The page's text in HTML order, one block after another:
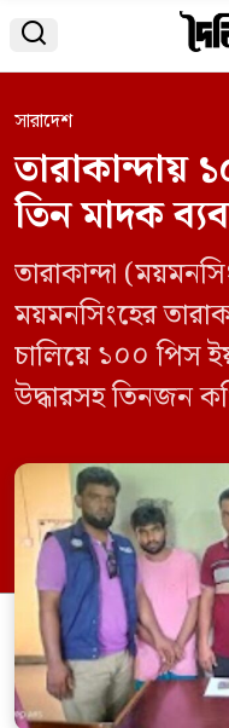

সারাদেশ
তারাকান্দায়
তিন মাদক
তারাকান্দা
‎ময়মনসিংহের
চালিয়ে ১০০ পিস
উদ্ধারসহ তিনজন
ভোররাতে
তিলাটিয়া
পরিচালনা করা
আবুল কালাম
(২৮) এবং